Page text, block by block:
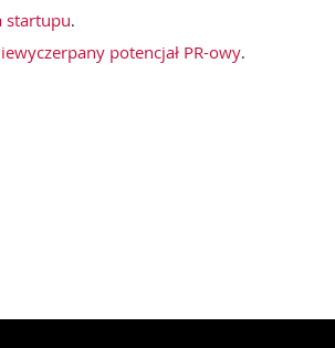
startupu.
potencjał PR-owy.